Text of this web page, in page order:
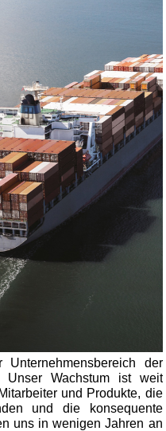
der
Wachstum ist weit
und Produkte, die
und die konsequente
uns in wenigen Jahren an